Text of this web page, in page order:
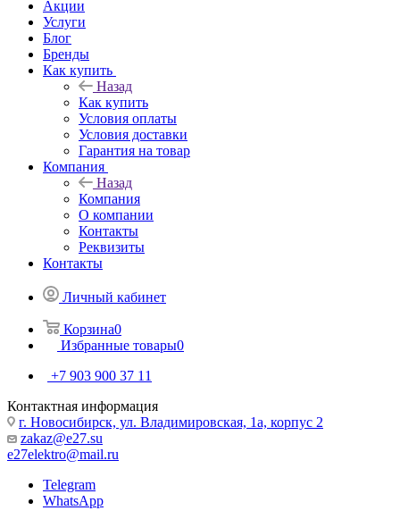
Акции
Услуги
Блог
Бренды
Как купить
Назад
Как купить
Условия оплаты
Условия доставки
Гарантия на товар
Компания
Назад
Компания
О компании
Контакты
Реквизиты
Контакты
Личный кабинет
Корзина0
Избранные товары0
+7 903 900 37 11
Контактная информация
г. Новосибирск, ул. Владимировская, 1а, корпус 2
zakaz@e27.su
e27elektro@mail.ru
Telegram
WhatsApp